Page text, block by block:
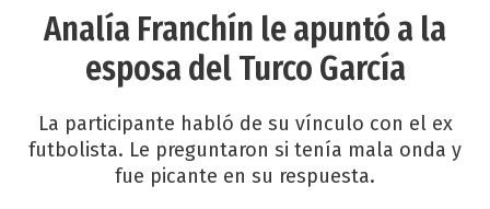
Analía Franchín le apuntó a la
esposa del Turco García
La participante habló de su vínculo con el ex
futbolista. Le preguntaron si tenía mala onda y
fue picante en su respuesta.